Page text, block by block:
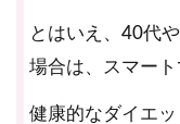
とはいえ、40代
場合は、スマート
健康的なダイエッ